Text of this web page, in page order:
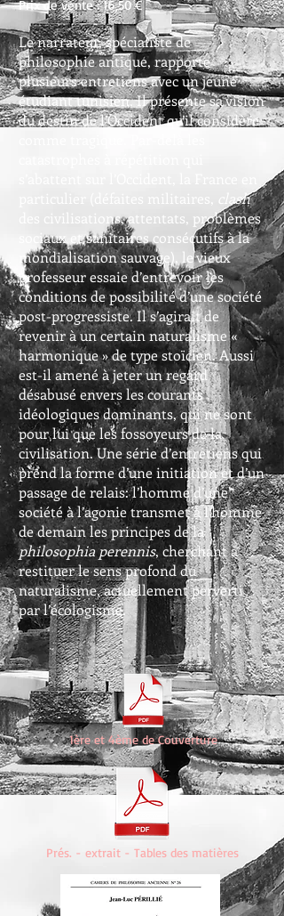
Prix de vente : 16,50 €
Le narrateur, spécialiste de
philosophie antique, rapporte
plusieurs entretiens avec un jeune
étudiant tunisien. Il présente sa vision
du destin de l’Occident qu’il considère
particulier (défaites militaires,
clash
des civilisations, attentats, problèmes
sociaux et sanitaires consécutifs à la
mondialisation sauvage), le vieux
professeur essaie d’entrevoir les
conditions de possibilité d’une société
post-progressiste. Il s’agirait de
revenir à un certain naturalisme «
harmonique » de type stoïcien. Aussi
est-il amené à jeter un regard
désabusé envers les courants
idéologiques dominants, qui ne sont
pour lui que les fossoyeurs de la
civilisation. Une série d’entretiens qui
prend la forme d’une initiation et d’un
passage de relais: l’homme d’une
société à l’agonie transmet à l’homme
de demain les principes de la
philosophia perennis, cherchant à
restituer le sens profond du
naturalisme, actuellement perverti
par l’écologisme.
1ère et 4ème de Couverture
Prés. - extrait - Tables des matières